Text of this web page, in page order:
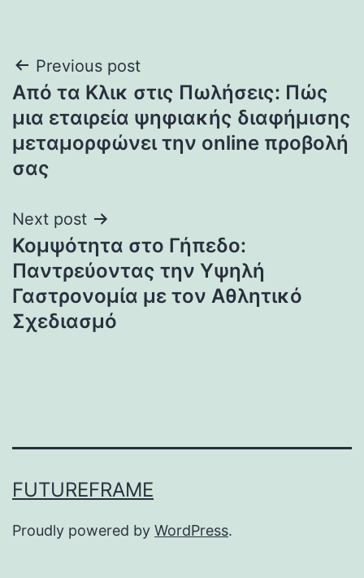
Post
navigation
Previous post
Από τα Κλικ στις Πωλήσεις: Πώς
μια εταιρεία ψηφιακής διαφήμισης
μεταμορφώνει την online προβολή
σας
Next post
Κομψότητα στο Γήπεδο:
Παντρεύοντας την Υψηλή
Γαστρονομία με τον Αθλητικό
Σχεδιασμό
FUTUREFRAME
Proudly powered by WordPress.